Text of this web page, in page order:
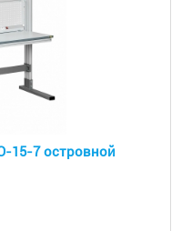
15-7 островной